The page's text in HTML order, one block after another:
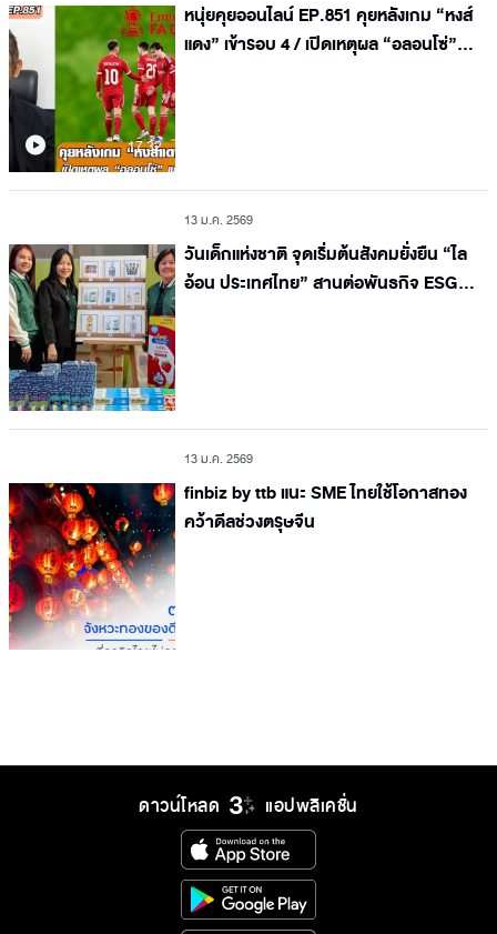
17.32
หนุ่ยคุยออนไลน์ EP.851 คุยหลังเกม “หงส์
แดง” เข้ารอบ 4 / เปิดเหตุผล “อลอนโซ่”
13 ม.ค. 2569
วันเด็กแห่งชาติ จุดเริ่มต้นสังคมยั่งยืน “ไล
อ้อน ประเทศไทย” สานต่อพันธกิจ ESG
13 ม.ค. 2569
finbiz by ttb แนะ SME ไทยใช้โอกาสทอง
คว้าดีลช่วงตรุษจีน
ดาวน์โหลด แอปพลิเคชั่น